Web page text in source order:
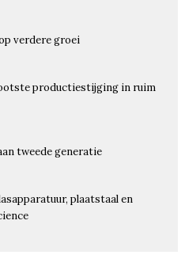
verdere groei
productiestijging in ruim
tweede generatie
plaatstaal en